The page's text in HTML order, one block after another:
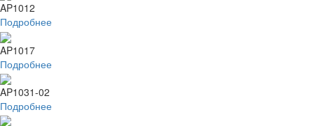
AP1012
Подробнее
AP1017
Подробнее
AP1031-02
Подробнее